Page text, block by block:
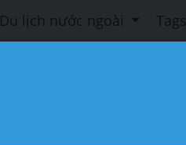
Du lịch nước ngoài Tags